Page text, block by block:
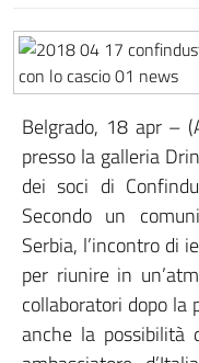
Belgrado, 18 apr –
presso la galleria
dei soci di
Secondo un
Serbia, l’incontro di
per riunire in
collaboratori dopo la
anche la possibilità